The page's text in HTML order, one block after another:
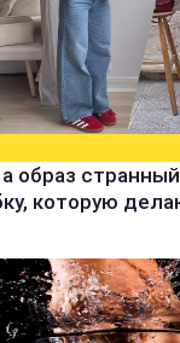
образ
которую